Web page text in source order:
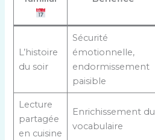
L’histoire
du soir
Sécurité
émotionnelle,
endormissement
paisible
Lecture
partagée
en cuisine
Enrichissement du
vocabulaire